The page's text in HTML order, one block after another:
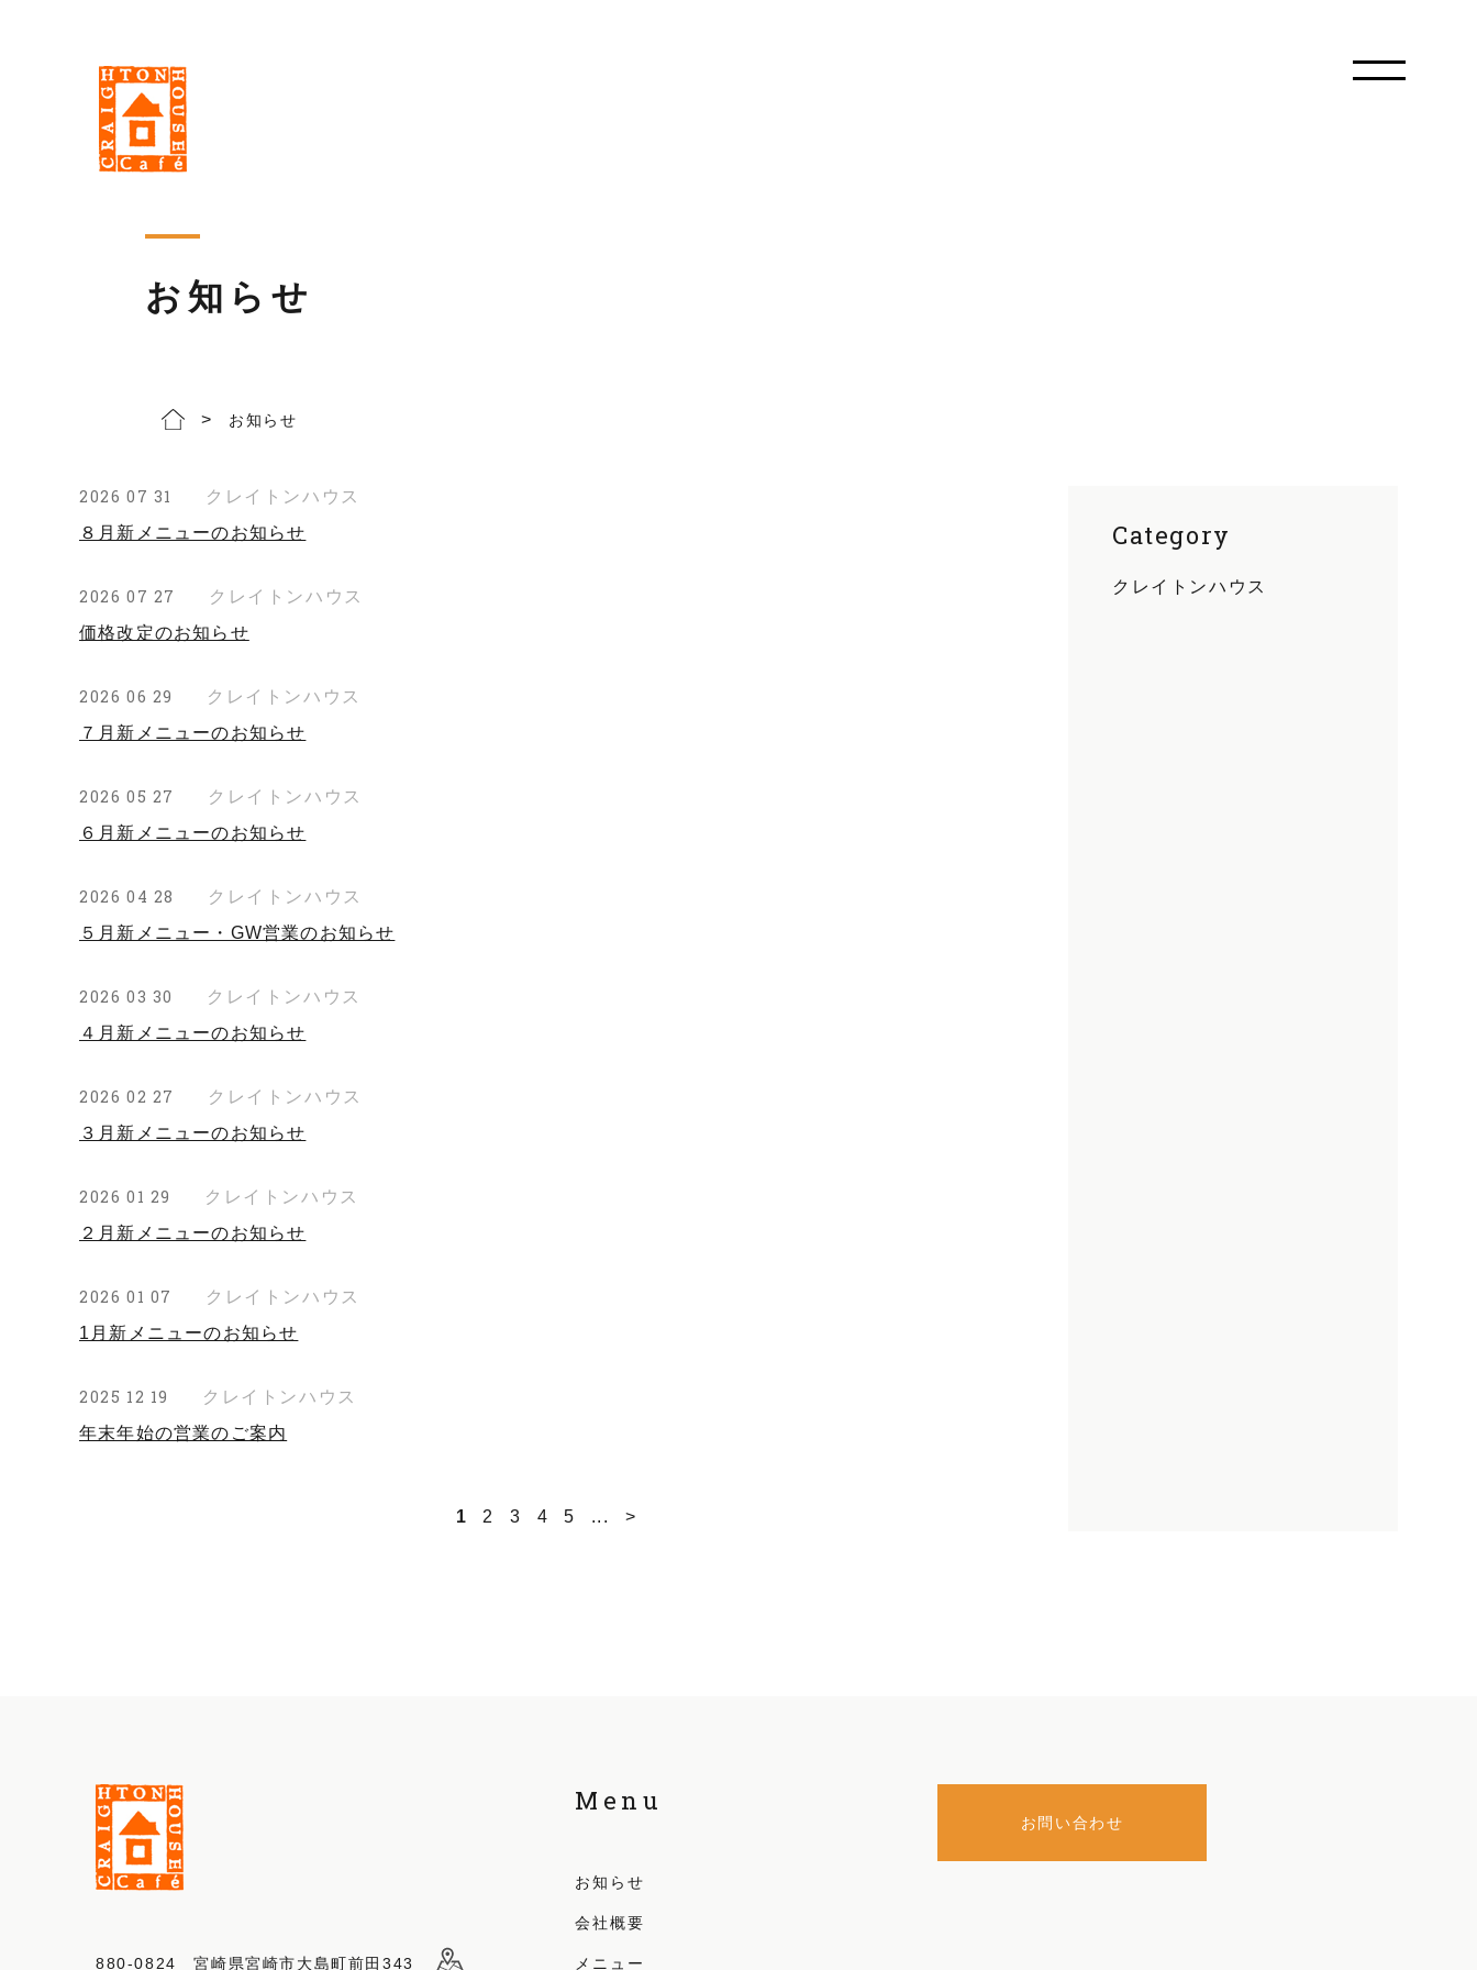
お知らせ
> お知らせ
2026 07 31 クレイトンハウス
８月新メニューのお知らせ
2026 07 27 クレイトンハウス
価格改定のお知らせ
2026 06 29 クレイトンハウス
７月新メニューのお知らせ
2026 05 27 クレイトンハウス
６月新メニューのお知らせ
2026 04 28 クレイトンハウス
５月新メニュー・GW営業のお知らせ
2026 03 30 クレイトンハウス
４月新メニューのお知らせ
2026 02 27 クレイトンハウス
３月新メニューのお知らせ
2026 01 29 クレイトンハウス
２月新メニューのお知らせ
2026 01 07 クレイトンハウス
1月新メニューのお知らせ
2025 12 19 クレイトンハウス
年末年始の営業のご案内
1 2 3 4 5 ... >
Category
クレイトンハウス
880-0824 宮崎県宮崎市大島町前田343
Menu
お知らせ
会社概要
メニュー
お問い合わせ